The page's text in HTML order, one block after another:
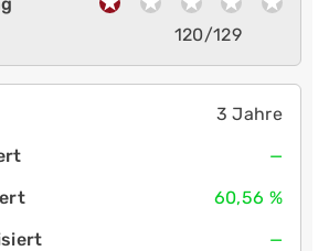
120/129
3 Jahre
—
60,56 %
—